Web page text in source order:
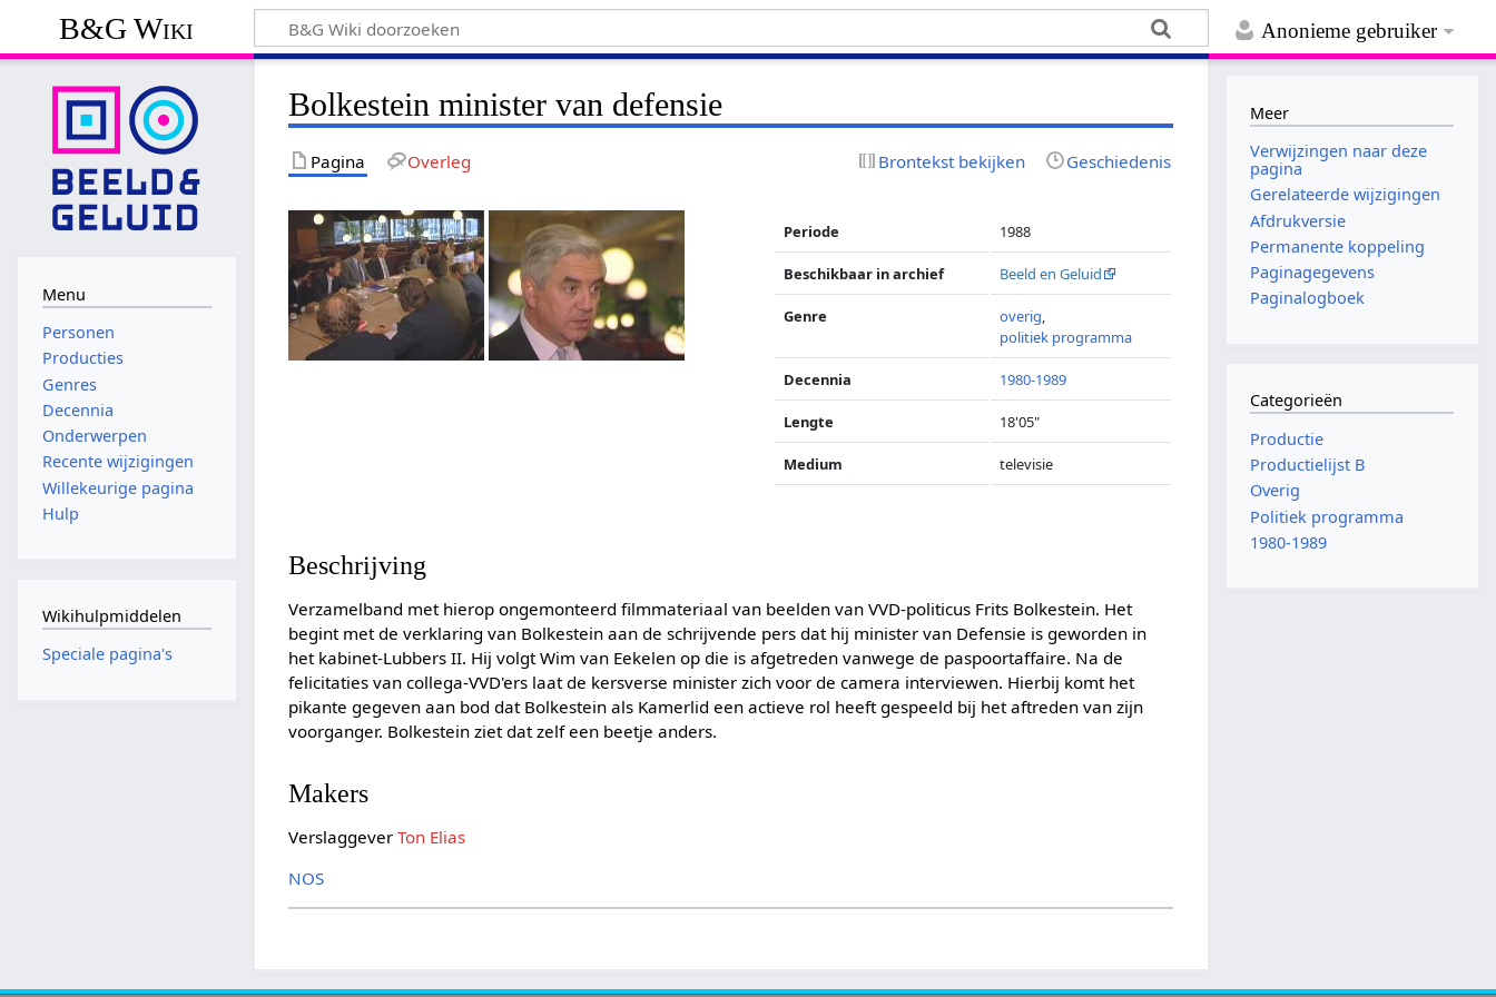
Anonieme gebruiker
B&G Wiki
Bolkestein minister van defensie
Pagina Overleg Brontekst bekijken Geschiedenis
Periode 1988
Beschikbaar in archief Beeld en Geluid
Genre overig,
politiek programma
Decennia 1980-1989
Lengte 18'05"
Medium televisie
Beschrijving
Verzamelband met hierop ongemonteerd filmmateriaal van beelden van VVD-politicus Frits Bolkestein. Het
begint met de verklaring van Bolkestein aan de schrijvende pers dat hij minister van Defensie is geworden in
het kabinet-Lubbers II. Hij volgt Wim van Eekelen op die is afgetreden vanwege de paspoortaffaire. Na de
felicitaties van collega-VVD'ers laat de kersverse minister zich voor de camera interviewen. Hierbij komt het
pikante gegeven aan bod dat Bolkestein als Kamerlid een actieve rol heeft gespeeld bij het aftreden van zijn
voorganger. Bolkestein ziet dat zelf een beetje anders.
Makers
VerslaggeverTon Elias
NOS
Menu
Personen
Producties
Genres
Decennia
Onderwerpen
Recente wijzigingen
Willekeurige pagina
Hulp
Wikihulpmiddelen
Speciale pagina's
Meer
Verwijzingen naar deze
pagina
Gerelateerde wijzigingen
Afdrukversie
Permanente koppeling
Paginagegevens
Paginalogboek
Categorieën
Productie
Productielijst B
Overig
Politiek programma
1980-1989